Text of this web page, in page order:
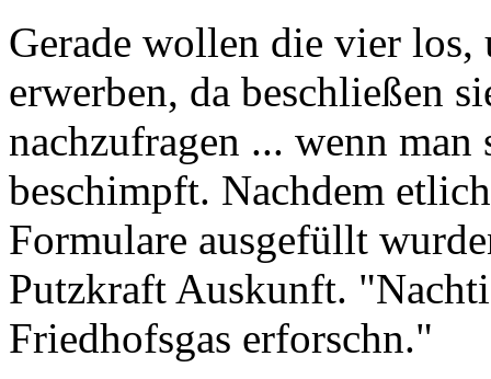
Gerade wollen die vier
erwerben, da beschließen
nachzufragen ... wenn
beschimpft. Nachdem
Formulare ausgefüllt
Putzkraft Auskunft.
Friedhofsgas erforschn."